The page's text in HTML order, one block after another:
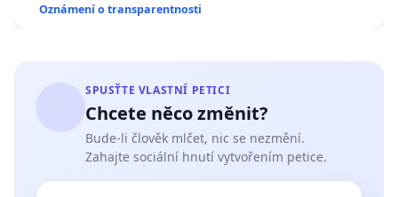
Oznámení o transparentnosti
SPUSŤTE VLASTNÍ PETICI
Chcete něco změnit?
Bude-li člověk mlčet, nic se nezmění.
Zahajte sociální hnutí vytvořením petice.